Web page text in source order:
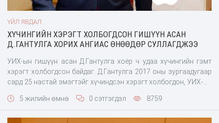
ҮЙЛ ЯВДАЛ
ХҮЧИНГИЙН ХЭРЭГТ ХОЛБОГДСОН ГИШҮҮН АСАН
Д.ГАНТУЛГА ХОРИХ АНГИАС ӨНӨӨДӨР СУЛЛАГДЖЭЭ
УИХ-ын гишүүн асан Д.Гантулга хоёр ч удаа хүчингийн гэмт
хэрэгт холбогдсон байдаг. Д.Гантулга 2017 оны зургаадугаар
сард 25 настай эмэгтэйг хүчиндсэн хэрэгт холбогдон, УИХ-ын
арваннэгдүгэ
5 жилийн өмнө 0 сэтгэгдэл 8759